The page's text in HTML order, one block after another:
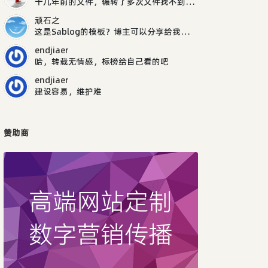
顽石之
这是Sablog的模板？博主可以分享给我吗，谢谢
endjiaer
哈，转载无情感，标榜给自己看的吧
endjiaer
建设容易，维护难
赞助商